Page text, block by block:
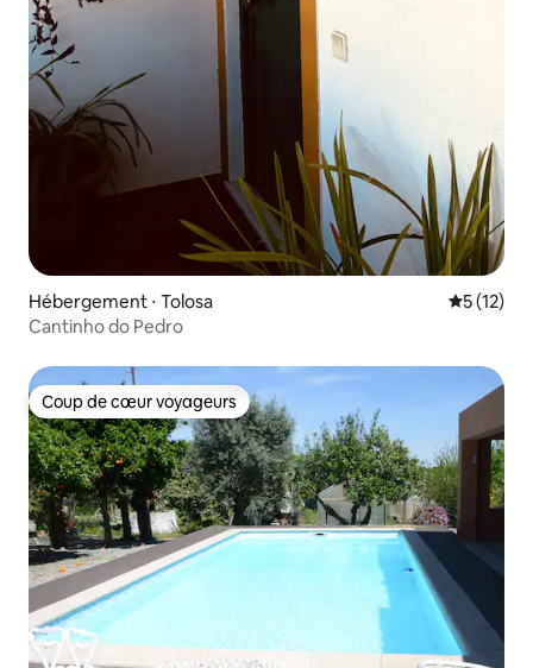
Hébergement ⋅ Tolosa
5 (12)
Cantinho do Pedro
Coup de cœur voyageurs
Coup de cœur voyageurs